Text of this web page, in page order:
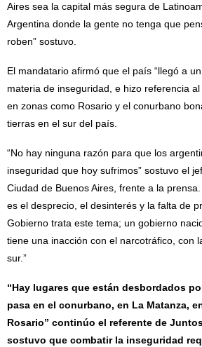
Aires sea la capital más segura de
Argentina donde la gente no tenga que
roben” sostuvo.
El mandatario afirmó que el país “llegó a
materia de inseguridad, e hizo referencia
en zonas como Rosario y el conurbano
tierras en el sur del país.
“No hay ninguna razón para que los
inseguridad que hoy sufrimos” sostuvo el
Ciudad de Buenos Aires, frente a la
es el desprecio, el desinterés y la falta de
Gobierno trata este tema; un gobierno
tiene una inacción con el narcotráfico, con
sur.”
“Hay lugares que están desbordados
pasa en el conurbano, en La Matanza,
Rosario” continúo el referente de
sostuvo que combatir la inseguridad